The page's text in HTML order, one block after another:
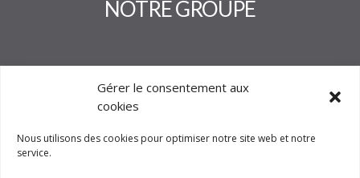
Gérer le consentement aux
cookies
Nous utilisons des cookies pour optimiser notre site web et notre
service.
NOTRE GROUPE